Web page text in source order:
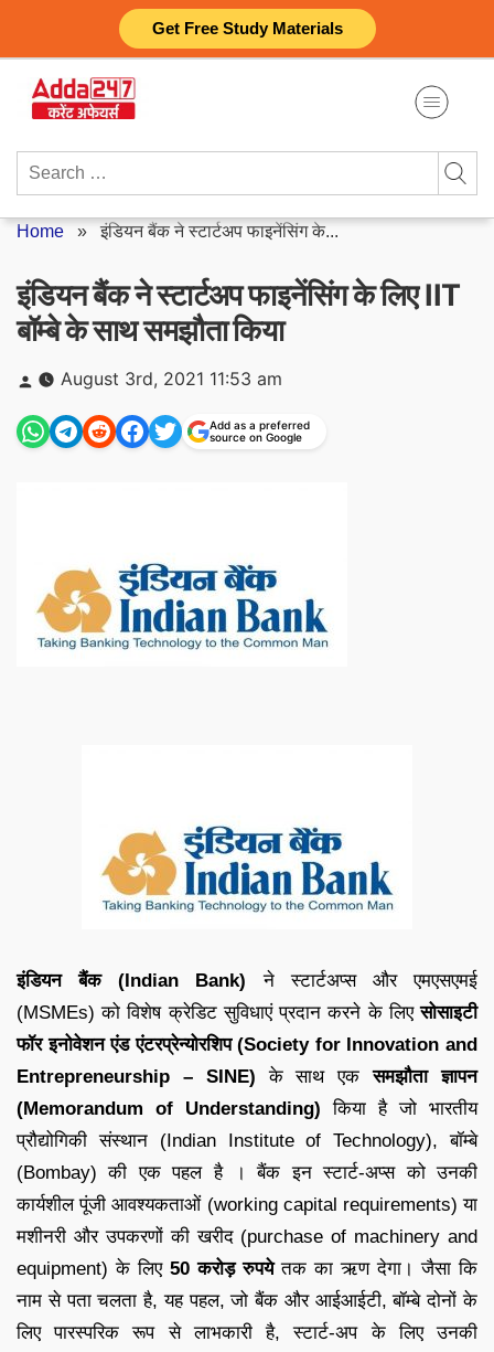
Get Free Study Materials
content
Search
Home »इंडियन बैंक ने स्टार्टअप फाइनेंसिंग के...
इंडियन बैंक ने स्टार्टअप फाइनेंसिंग के लिए IIT
बॉम्बे के साथ समझौता किया
Posted
by
August 3rd, 2021 11:53 am
Add as a preferred
source on Google
इंडियन बैंक (Indian Bank)ने स्टार्टअप्स और एमएसएमई
(MSMEs) को विशेष क्रेडिट सुविधाएं प्रदान करने के लिएसोसाइटी
फॉर इनोवेशन एंड एंटरप्रेन्योरशिप (Society for Innovation and
Entrepreneurship – SINE) के साथ एकसमझौता ज्ञापन
(Memorandum of Understanding)किया है जो भारतीय
प्रौद्योगिकी संस्थान (Indian Institute of Technology), बॉम्बे
(Bombay) की एक पहल है । बैंक इन स्टार्ट-अप्स को उनकी
कार्यशील पूंजी आवश्यकताओं (working capital requirements) या
मशीनरी और उपकरणों की खरीद (purchase of machinery and
equipment) के लिए 50 करोड़ रुपयेतक का ऋण देगा। जैसा कि
नाम से पता चलता है, यह पहल, जो बैंक और आईआईटी, बॉम्बे दोनों के
लिए पारस्परिक रूप से लाभकारी है, स्टार्ट-अप के लिए उनकी